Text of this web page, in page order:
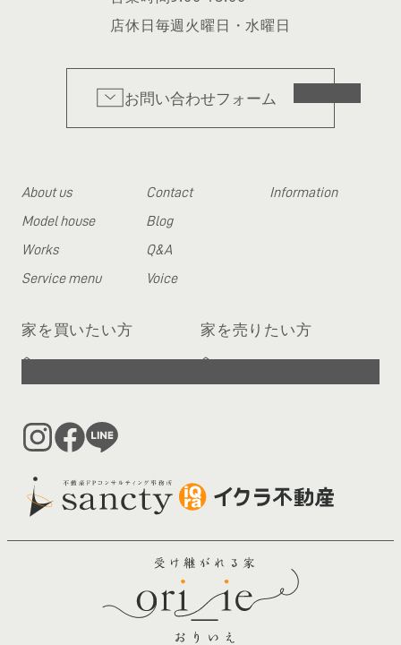
店休日毎週火曜日・水曜日
お問い合わせフォーム
About us
Model house
Works
Service menu
Contact
Blog
Q&A
Voice
Information
家を買いたい方
へ
家を売りたい方
へ